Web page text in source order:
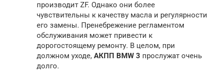
производит ZF. Однако они более
чувствительны к качеству масла и регулярности
его замены. Пренебрежение регламентом
обслуживания может привести к
дорогостоящему ремонту. В целом, при
должном уходе, АКПП BMW 3 прослужат очень
долго.